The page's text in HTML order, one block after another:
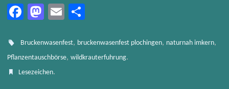
Fa
b
o
ok
M
to
d
o
E
ail n
Bruckenwasenfest, bruckenwasenfest plochingen, naturnah imkern,
Pflanzentauschbörse, wildkrauterfuhrung.
Lesezeichen.